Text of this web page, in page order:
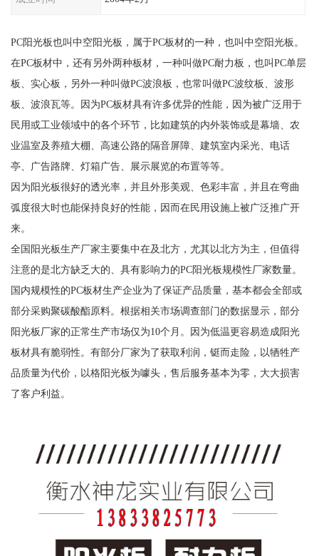
PC阳光板也叫中空阳光板，属于PC板材的一种，也叫中空阳光板。
在PC板材中，还有另外两种板材，一种叫做PC耐力板，也叫PC单层
板、实心板，另外一种叫做PC波浪板，也常叫做PC波纹板、波形
板、波浪瓦等。因为PC板材具有许多优异的性能，因为被广泛用于
民用或工业领域中的各个环节，比如建筑的内外装饰或是幕墙、农
业温室及养殖大棚、高速公路的隔音屏障、建筑室内采光、电话
亭、广告路牌、灯箱广告、展示展览的布置等等。
因为阳光板很好的透光率，并且外形美观、色彩丰富，并且在弯曲
弧度很大时也能保持良好的性能，因而在民用设施上被广泛推广开
来。
全国阳光板生产厂家主要集中在及北方，尤其以北方为主，但值得
注意的是北方缺乏大的、具有影响力的PC阳光板规模性厂家数量。
国内规模性的PC板材生产企业为了保证产品质量，基本都会全部或
部分采购聚碳酸酯原料。根据相关市场调查部门的数据显示，部分
阳光板厂家的正常生产市场仅为10个月。因为低温更容易造成阳光
板材具有脆弱性。有部分厂家为了获取利润，铤而走险，以牺牲产
品质量为代价，以格阳光板为噱头，售后服务基本为零，大大损害
了客户利益。